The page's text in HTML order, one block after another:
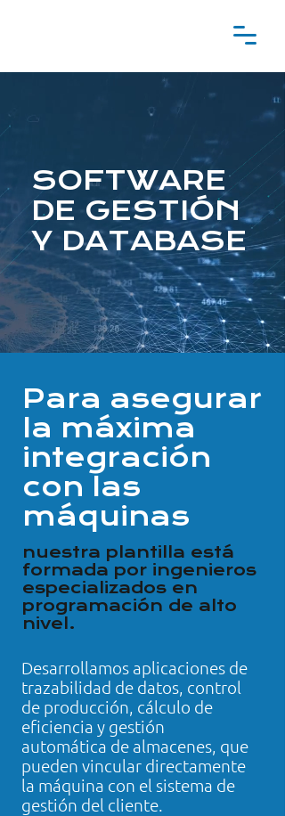
SOFTWARE
DE GESTIÓN
Y DATABASE
Para asegurar
la máxima
integración
con las
máquinas
nuestra plantilla está
formada por ingenieros
especializados en
programación de alto
nivel.
Desarrollamos aplicaciones de
trazabilidad de datos, control
de producción, cálculo de
eficiencia y gestión
automática de almacenes, que
pueden vincular directamente
la máquina con el sistema de
gestión del cliente.